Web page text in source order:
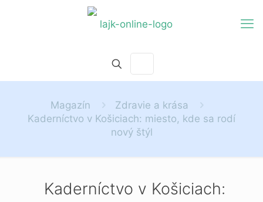
Magazín
Zdravie a krása
Kaderníctvo v Košiciach: miesto, kde sa rodí
nový štýl
Kaderníctvo v Košiciach: